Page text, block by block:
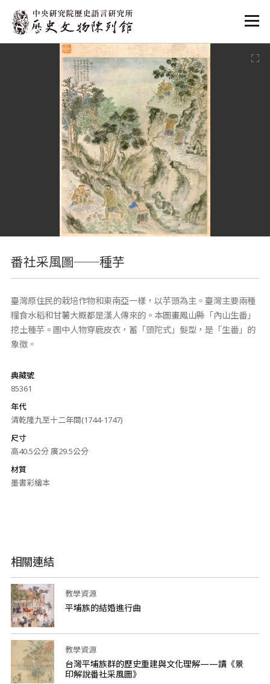
:::
番社采風圖──種芋
臺灣原住民的栽培作物和東南亞一樣，以芋頭為主。臺灣主要兩種
糧食水稻和甘薯大概都是漢人傳來的。本圖畫鳳山縣「內山生番」
挖土種芋。圖中人物穿鹿皮衣，蓄「頭陀式」髮型，是「生番」的
象徵。
典藏號
85361
年代
清乾隆九至十二年間(1744-1747)
尺寸
高40.5公分 廣29.5公分
材質
墨書彩繪本
相關連結
教學資源
平埔族的結婚進行曲
教學資源
台灣平埔族群的歷史重建與文化理解——讀《景
印解說番社采風圖》